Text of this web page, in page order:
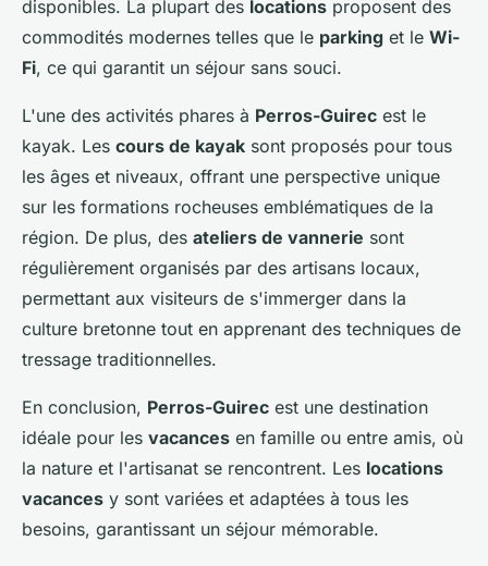
disponibles. La plupart des locations proposent des
commodités modernes telles que le parking et le Wi-
Fi, ce qui garantit un séjour sans souci.
L'une des activités phares à Perros-Guirec est le
kayak. Les cours de kayak sont proposés pour tous
les âges et niveaux, offrant une perspective unique
sur les formations rocheuses emblématiques de la
région. De plus, des ateliers de vannerie sont
régulièrement organisés par des artisans locaux,
permettant aux visiteurs de s'immerger dans la
culture bretonne tout en apprenant des techniques de
tressage traditionnelles.
En conclusion, Perros-Guirec est une destination
idéale pour les vacances en famille ou entre amis, où
la nature et l'artisanat se rencontrent. Les locations
vacances y sont variées et adaptées à tous les
besoins, garantissant un séjour mémorable.